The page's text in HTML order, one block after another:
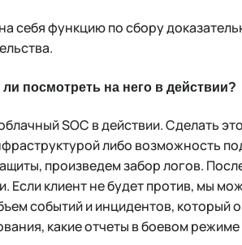
себя функцию по сбору
посмотреть на него в действии?
SOC в действии. Сделать
либо возможность
произведем забор логов.
Если клиент не будет против, мы
событий и инцидентов, который
какие отчеты в боевом